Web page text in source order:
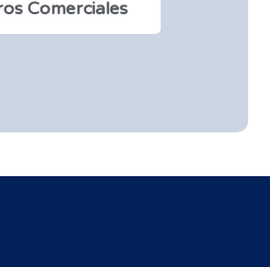
Comerciales